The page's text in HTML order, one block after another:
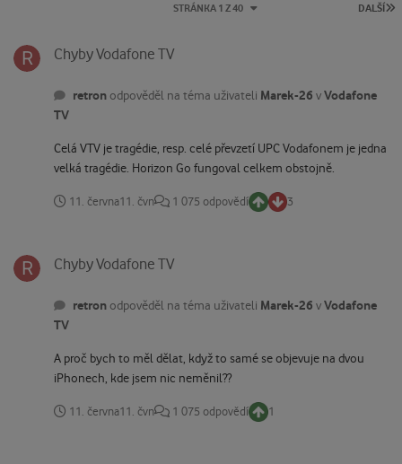
DALŠÍ
STRÁNKA 1 Z 40
Chyby Vodafone TV
retron odpověděl na téma uživateli Marek-26 vVodafone
TV
Celá VTV je tragédie, resp. celé převzetí UPC Vodafonem je jedna
velká tragédie. Horizon Go fungoval celkem obstojně.
11. června11. čvn 1 075 odpovědí 3
Chyby Vodafone TV
retron odpověděl na téma uživateli Marek-26 vVodafone
TV
A proč bych to měl dělat, když to samé se objevuje na dvou
iPhonech, kde jsem nic neměnil??
11. června11. čvn 1 075 odpovědí 1